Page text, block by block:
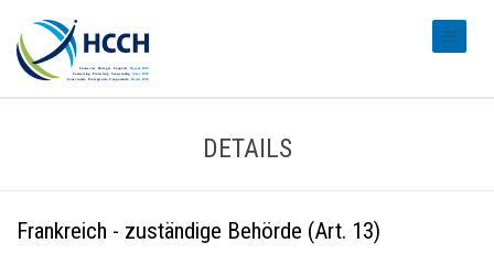
DETAILS
Frankreich - zuständige Behörde (Art. 13)